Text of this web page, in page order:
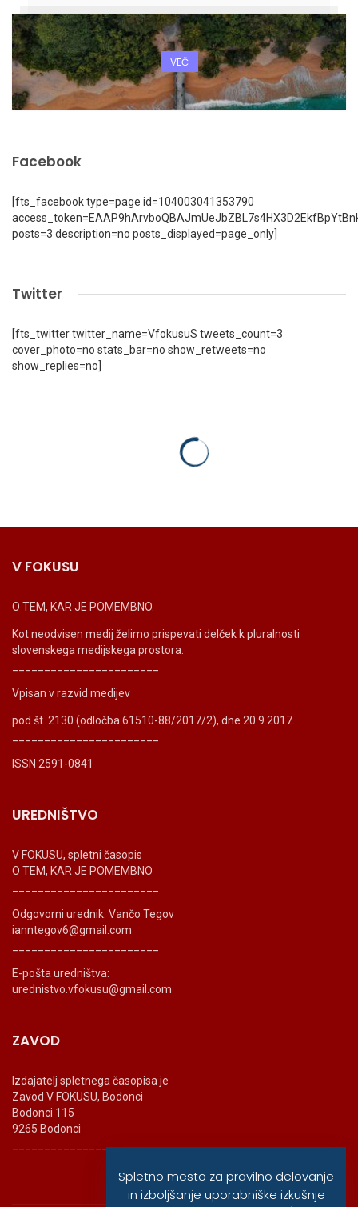
VEČ
Facebook
[fts_facebook type=page id=104003041353790
posts=3 description=no posts_displayed=page_only]
Twitter
[fts_twitter twitter_name=VfokusuS tweets_count=3
cover_photo=no stats_bar=no show_retweets=no
show_replies=no]
V FOKUSU
O TEM, KAR JE POMEMBNO.
Kot neodvisen medij želimo prispevati delček k pluralnosti
slovenskega medijskega prostora.
Vpisan v razvid medijev
pod št. 2130 (odločba 61510-88/2017/2), dne 20.9.2017.
ISSN 2591-0841
UREDNIŠTVO
V FOKUSU, spletni časopis
O TEM, KAR JE POMEMBNO
Odgovorni urednik: Vančo Tegov
ianntegov6@gmail.com
E-pošta uredništva:
urednistvo.vfokusu@gmail.com
ZAVOD
Izdajatelj spletnega časopisa je
Zavod V FOKUSU, Bodonci
Bodonci 115
9265 Bodonci
_______________________
Spletno mesto za pravilno delovanje
in izboljšanje uporabniške izkušnje